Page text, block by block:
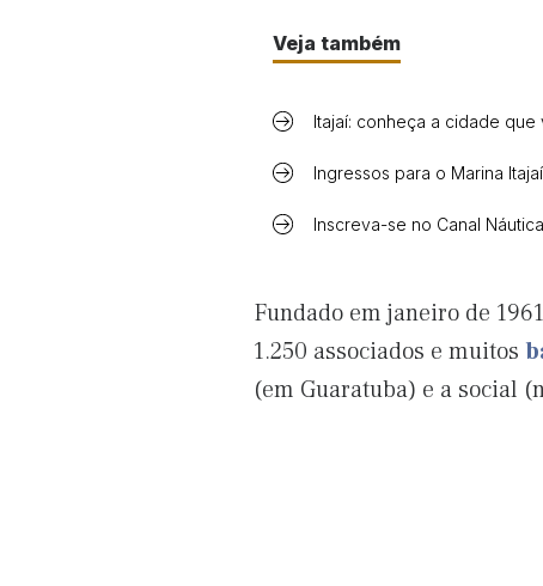
Veja também
Itajaí: conheça a cidade
Ingressos para o Marina
Inscreva-se no Canal
Fundado em janeiro de
1.250 associados e muitos
(em Guaratuba) e a social